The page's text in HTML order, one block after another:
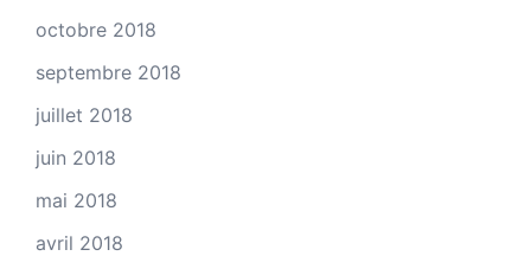
octobre 2018
septembre 2018
juillet 2018
juin 2018
mai 2018
avril 2018